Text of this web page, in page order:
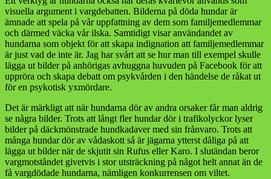
visuella argument i vargdebatten. Bilderna på döda hundar är
ämnade att spela på vår uppfattning av dem som familjemedlemmar
och därmed väcka vår ilska. Samtidigt visar användandet av
hundarna som objekt för att skapa indignation att familjemedlemmar
är just vad de inte är. Jag har svårt att se hur man till exempel skulle
lägga ut bilder på anhörigas avhuggna huvuden på Facebook för att
uppröra och skapa debatt om psykvården i den händelse de råkat ut
för en psykotisk yxmördare.
Det är märkligt att när hundarna dör av andra orsaker får man aldrig
se några bilder. Trots att långt fler hundar dör i trafikolyckor lyser
bilder på däckmönstrade hundkadaver med sin frånvaro. Trots att
många hundar dör av vådaskott så är jägarna ytterst dåliga på att
lägga ut bilder när de skjutit sin Rufus eller Karo. I slutändan beror
vargmotståndet givetvis i stor utsträckning på något helt annat än de
få vargdödade hundarna, nämligen konkurrensen om viltet.